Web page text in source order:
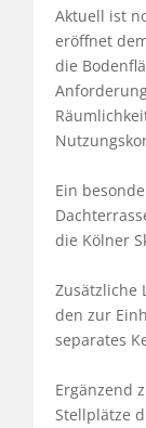
Aktuell ist
eröffnet
die
Ein
die Kölner
Zusätzliche
den zur
separates
Ergänzend
Stellplätze